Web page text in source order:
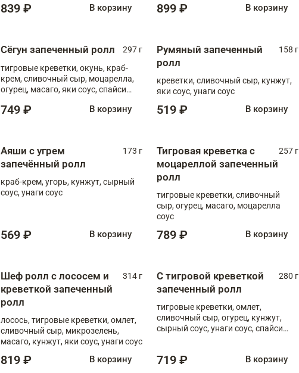
839 ₽ В корзину 899 ₽ В корзину
Сёгун запеченный ролл
297 г
тигровые креветки, окунь, краб-
крем, сливочный сыр, моцарелла,
огурец, масаго, яки соус, спайси
749 ₽ В корзину
Румяный запеченный
ролл
158 г
креветки, сливочный сыр, кунжут,
яки соус, унаги соус
519 ₽ В корзину
Аяши с угрем
запечённый ролл
173 г
краб-крем, угорь, кунжут, сырный
соус, унаги соус
569 ₽ В корзину
Тигровая креветка с
моцареллой запеченный
ролл
257 г
тигровые креветки, сливочный
сыр, огурец, масаго, моцарелла
соус
789 ₽ В корзину
Шеф ролл с лососем и
креветкой запеченный
ролл
314 г
лосось, тигровые креветки, омлет,
сливочный сыр, микрозелень,
масаго, кунжут, яки соус, унаги соус
819 ₽ В корзину
С тигровой креветкой
запеченный ролл
280 г
тигровые креветки, омлет,
сливочный сыр, огурец, кунжут,
сырный соус, унаги соус, спайси
719 ₽ В корзину